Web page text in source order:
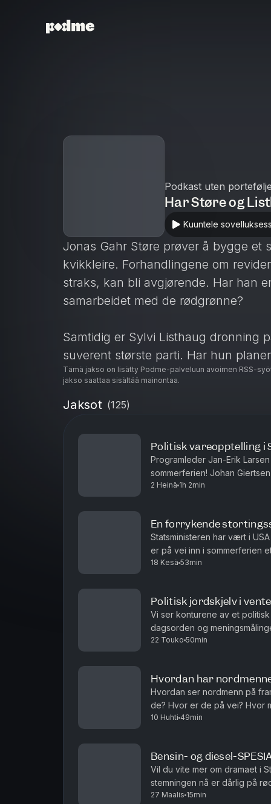
Podkast uten
Har Støre og
Kuuntele
Jonas Gahr Støre prøver å bygge et
kvikkleire. Forhandlingene om
straks, kan bli avgjørende. Har han
samarbeidet med de rødgrønne?
Samtidig er Sylvi Listhaug dronning
suverent største parti. Har hun
fått besøk i studio av Kjetil B.
redaktør i Dagsavisen.
I tillegg får vi en oppdatering fra
fra nettstedet PollOfPolls om hvor
Tämä jakso on lisätty Podme-palveluun avoimen RSS-
jakso saattaa sisältää mainontaa.
Jaksot (125)
Politisk vareopptelling i
Programleder Jan-Erik
sommerferien! Johan Giertsen fra Pollofpolls oppsummerer status på
meningsmålingene. FrP har
2 Heinä 1h 2min
En forrykende
Statsministeren har vært i
er på vei inn i sommerferien
episode av Podkast uten
18 Kesä 53min
Politisk jordskjelv i vente
Vi ser konturene av et
dagsorden og
lojalitet. Velgerne strømmer til
22 Touko 50min
Hvordan har
Hvordan ser nordmenn på
de? Hvor er de på vei? Hvor
10 Huhti 49min
Bensin- og diesel-
Vil du vite mer om dramaet i
stemningen nå er dårlig på
seg på, og hvilke
27 Maalis 15min